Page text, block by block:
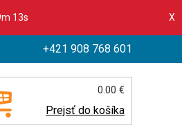
11s X
+421 908 768 601
0.00 €
Prejsť do košíka